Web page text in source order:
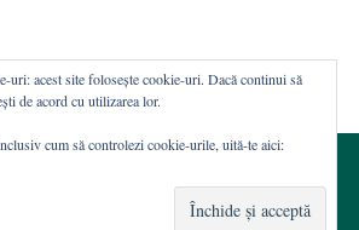
uri: acest site folosește cookie-uri. Dacă continui să
de acord cu utilizarea lor.
cum să controlezi cookie-urile, uită-te aici: